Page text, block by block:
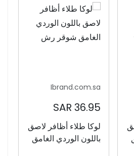
Ibrand.com.sa
36.95 SAR
لوكا طلاء أظافر لاصق
باللون الوردي الغامق